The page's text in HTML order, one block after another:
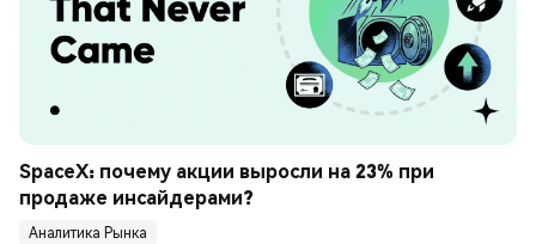
SpaceX: почему акции выросли на 23% при
продаже инсайдерами?
Аналитика Рынка